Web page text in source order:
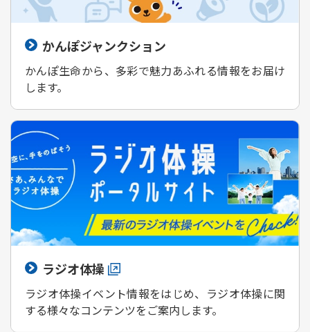
かんぽジャンクション
かんぽ生命から、多彩で魅力あふれる情報をお届け
します。
ラジオ体操
ラジオ体操イベント情報をはじめ、ラジオ体操に関
する様々なコンテンツをご案内します。